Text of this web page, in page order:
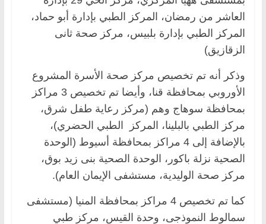
العاشر من رمضان، المركز الطبي بإدارة أبو حماد،
المركز الطبي بإدارة بلبيس، مركز صحة ثانى
الزقازيق)
وذكر أنه تم تخصيص مركز صحة الأسرة المشروع
الأوروبي بمحافظة قنا، وأيضا تم تخصيص 3 مراكز
بمحافظة سوهاج وهم (مركز رعاية طفل شرق،
مركز الطبي بالبلينا، المركز الطبي الحضري)،
بالإضافة إلى 4 مراكز بمحافظة أسيوط (الوحدة
الصحية نزلة باكور، الوحدة الصحية بنى زيد بوق،
مركز صحة الوليدية، مستشفى الإيمان العام).
كما تم تخصيص 4 مراكز بمحافظة المنيا (مستشفى
سمالوط النموذجى، وحدة القيس، مركز طبي